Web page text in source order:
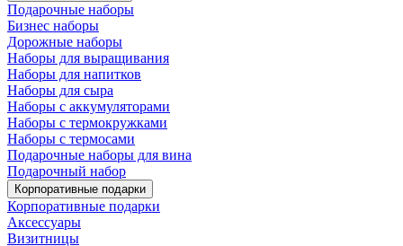
Подарочные наборы
Бизнес наборы
Дорожные наборы
Наборы для выращивания
Наборы для напитков
Наборы для сыра
Наборы с аккумуляторами
Наборы с термокружками
Наборы с термосами
Подарочные наборы для вина
Подарочный набор
Корпоративные подарки
Корпоративные подарки
Аксессуары
Визитницы